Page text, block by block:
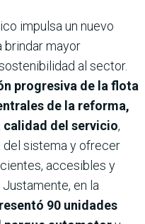
impulsa un nuevo
brindar mayor
al sector.
progresiva de la flota
de la reforma,
del servicio,
del sistema y ofrecer
accesibles y
en la
90 unidades